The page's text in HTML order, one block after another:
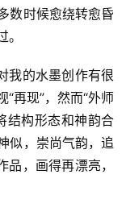
数时候愈绕转愈昏
我的水墨创作有很
再现”，然而“外师
结构形态和神韵合
似，崇尚气韵，追
品，画得再漂亮，